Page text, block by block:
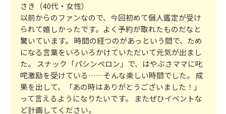
さき（40代・女性）
以前からのファンなので、今回初めて個人鑑定が受け
られて嬉しかったです。よく予約が取れたものだなと
驚いています。 時間の経つのがあっという間で、ため
になる言葉をいろいろかけていただいて元気が出まし
た。 スナック「パシンペロン」で、はやぶさママに叱
咤激励を受けている……そんな楽しい時間でした。 成
果を出して、「あの時はありがとうございました！」
って言えるようになりたいです。 またぜひイベントな
ど計画してください。